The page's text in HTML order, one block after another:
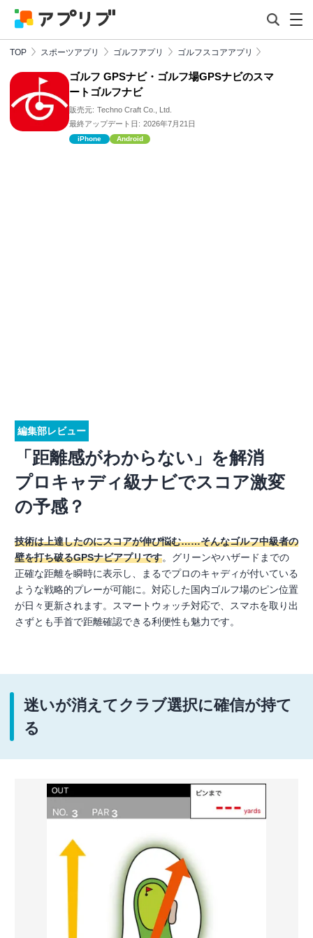
TOP スポーツアプリ ゴルフアプリ ゴルフスコアアプリ
ゴルフ GPSナビ・ゴルフ場GPSナビのスマ
ートゴルフナビ
販売元: Techno Craft Co., Ltd.
最終アップデート日: 2026年7月21日
iPhone Android
編集部レビュー
「距離感がわからない」を解消
プロキャディ級ナビでスコア激変
の予感？
技術は上達したのにスコアが伸び悩む……そんなゴルフ中級者の
壁を打ち破るGPSナビアプリです。グリーンやハザードまでの
正確な距離を瞬時に表示し、まるでプロのキャディが付いている
ような戦略的プレーが可能に。対応した国内ゴルフ場のピン位置
が日々更新されます。スマートウォッチ対応で、スマホを取り出
さずとも手首で距離確認できる利便性も魅力です。
迷いが消えてクラブ選択に確信が持て
る